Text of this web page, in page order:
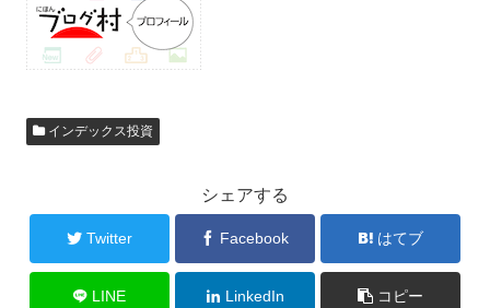
インデックス投資
シェアする
Twitter Facebook はてブ
LINE LinkedIn コピー